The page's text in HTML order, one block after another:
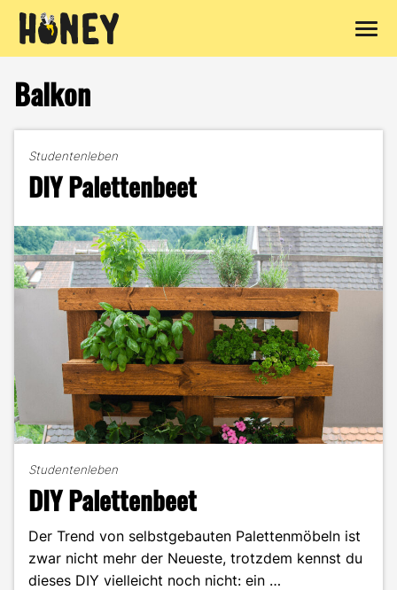
Inhalt
springen
Balkon
Studentenleben
DIY Palettenbeet
Studentenleben
DIY Palettenbeet
Der Trend von selbstgebauten Palettenmöbeln ist
zwar nicht mehr der Neueste, trotzdem kennst du
dieses DIY vielleicht noch nicht: ein …